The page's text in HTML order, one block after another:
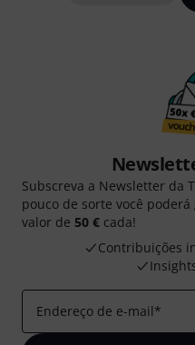
Subscreva a Newsletter da
pouco de sorte você
valor de 50 € cada!
Contribuições
Endereço de e-mail*